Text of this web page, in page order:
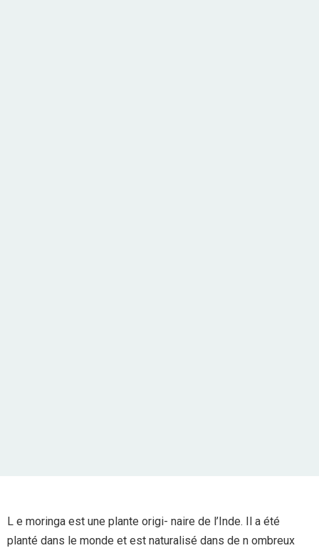
L e moringa est une plante origi- naire de l’Inde. Il a été
planté dans le monde et est naturalisé dans de n ombreux